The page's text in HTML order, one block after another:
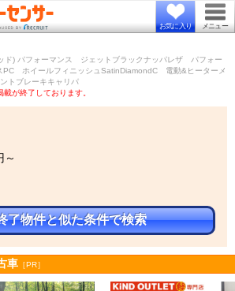
お気に入り メニュー
ド) パフォーマンス ジェットブラックナッパレザ パフォー
PC ホイールフィニッシュSatinDiamondC 電動&ヒーターメ
トブレーキキャリパ
が終了しております。
～
了物件と似た条件で検索
車 ［PR］